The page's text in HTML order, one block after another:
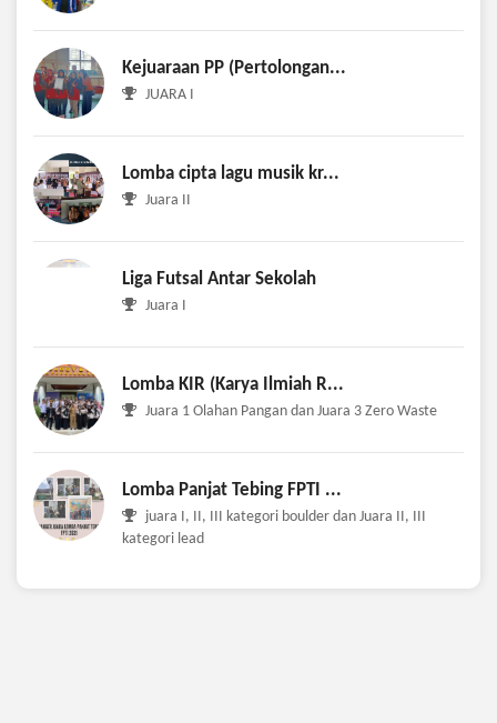
Kejuaraan PP (Pertolongan...
JUARA I
Lomba cipta lagu musik kr...
Juara II
Liga Futsal Antar Sekolah
Juara I
Lomba KIR (Karya Ilmiah R...
Juara 1 Olahan Pangan dan Juara 3 Zero Waste
Lomba Panjat Tebing FPTI ...
juara I, II, III kategori boulder dan Juara II, III
kategori lead